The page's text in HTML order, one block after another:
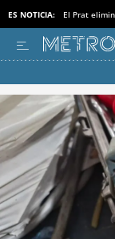
ES NOTICIA: El Prat